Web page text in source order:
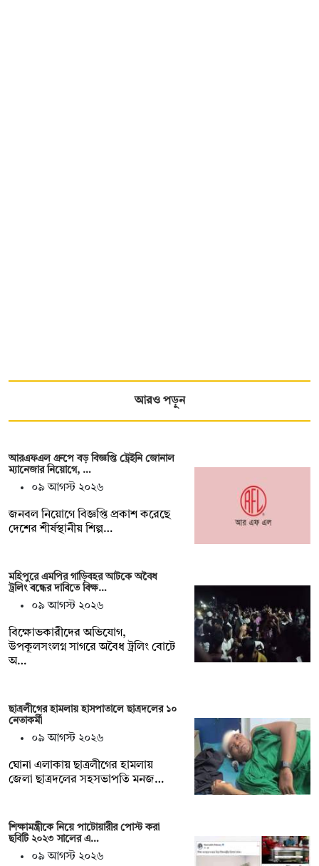
আরও পড়ুন
আরএফএল গ্রুপে বড় বিজ্ঞপ্তি ট্রেইনি জোনাল
ম্যানেজার নিয়োগে, …
০৯ আগস্ট ২০২৬
জনবল নিয়োগে বিজ্ঞপ্তি প্রকাশ করেছে
দেশের শীর্ষস্থানীয় শিল্প…
মহিপুরে এমপির গাড়িবহর আটকে অবৈধ
ট্রলিং বন্ধের দাবিতে বিক্ষ…
০৯ আগস্ট ২০২৬
বিক্ষোভকারীদের অভিযোগ,
উপকূলসংলগ্ন সাগরে অবৈধ ট্রলিং বোটে
অ…
ছাত্রলীগের হামলায় হাসপাতালে ছাত্রদলের ১০
নেতাকর্মী
০৯ আগস্ট ২০২৬
ঘোনা এলাকায় ছাত্রলীগের হামলায়
জেলা ছাত্রদলের সহসভাপতি মনজ…
শিক্ষামন্ত্রীকে নিয়ে পাটোয়ারীর পোস্ট করা
ছবিটি ২০২৩ সালের এ…
০৯ আগস্ট ২০২৬